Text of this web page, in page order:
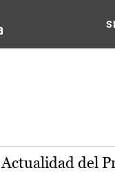
Actualidad del